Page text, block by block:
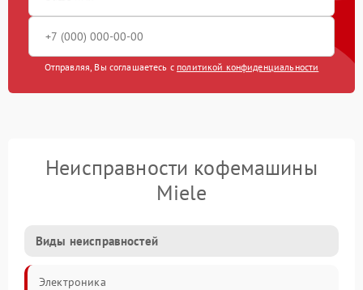
Отправляя, Вы соглашаетесь с политикой конфиденциальности
Неисправности кофемашины
Miele
Виды неисправностей
Электроника